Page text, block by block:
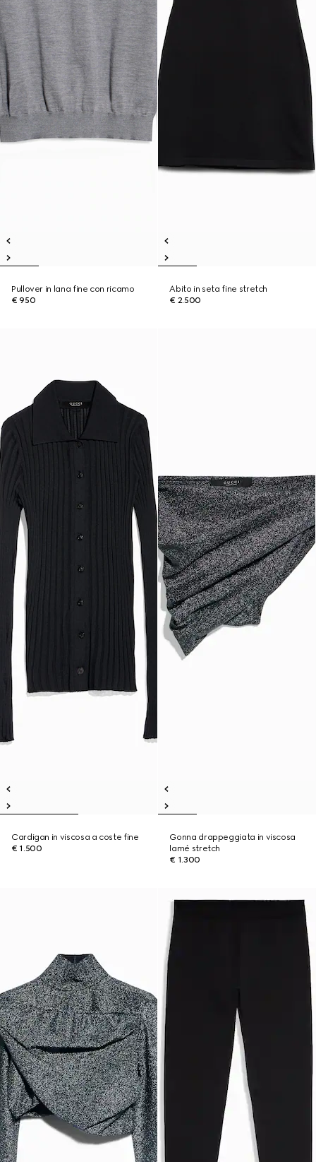
Pullover in lana fine con ricamo
€ 950
Abito in seta fine stretch
€ 2.500
Cardigan in viscosa a coste fine
€ 1.500
Gonna drappeggiata in viscosa
lamé stretch
€ 1.300